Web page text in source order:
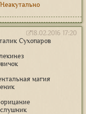
Неакутально
18.02.2016 17:20
Сухопаров
магия